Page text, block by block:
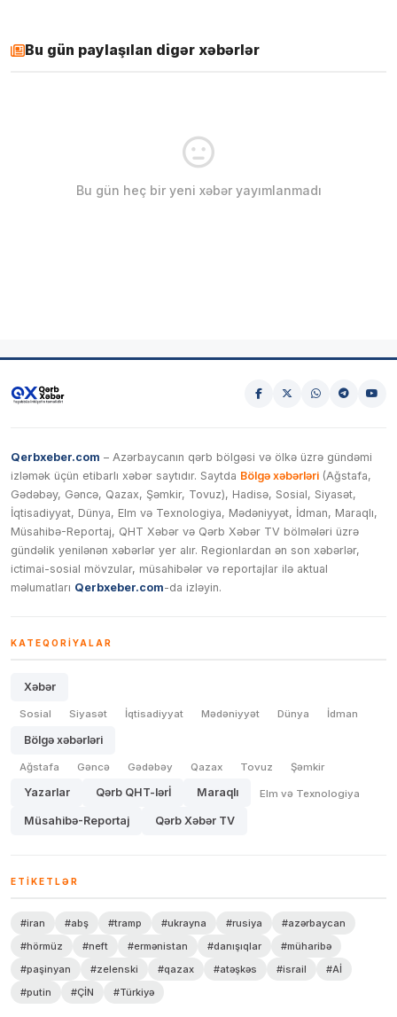
Bu gün paylaşılan digər xəbərlər
Bu gün heç bir yeni xəbər yayımlanmadı
Qerbxeber.com – Azərbaycanın qərb bölgəsi və ölkə üzrə gündəmi
izləmək üçün etibarlı xəbər saytıdır. Saytda Bölgə xəbərləri (Ağstafa,
Gədəbəy, Gəncə, Qazax, Şəmkir, Tovuz), Hadisə, Sosial, Siyasət,
İqtisadiyyat, Dünya, Elm və Texnologiya, Mədəniyyət, İdman, Maraqlı,
Müsahibə-Reportaj, QHT Xəbər və Qərb Xəbər TV bölmələri üzrə
gündəlik yenilənən xəbərlər yer alır. Regionlardan ən son xəbərlər,
ictimai-sosial mövzular, müsahibələr və reportajlar ilə aktual
məlumatları Qerbxeber.com-da izləyin.
KATEQORIYALAR
Xəbər
Sosial Siyasət İqtisadiyyat Mədəniyyət Dünya İdman
Bölgə xəbərləri
Ağstafa Gəncə Gədəbəy Qazax Tovuz Şəmkir
Yazarlar Qərb QHT-lərİ Maraqlı Elm və Texnologiya
Müsahibə-Reportaj Qərb Xəbər TV
ETIKETLƏR
#iran #abş #tramp #ukrayna #rusiya
#azərbaycan
#hörmüz
#neft #ermənistan #danışıqlar
#müharibə
#paşinyan
#zelenski #qazax #atəşkəs #israil
#Aİ
#putin
#ÇİN #Türkiyə